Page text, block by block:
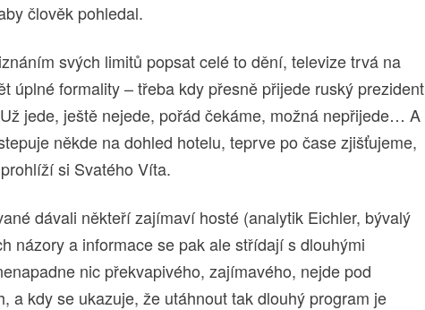
člověk pohledal.
svých limitů popsat celé to dění, televize trvá na
úplné formality – třeba kdy přesně přijede ruský prezident
jede, ještě nejede, pořád čekáme, možná nepřijede… A
někde na dohled hotelu, teprve po čase zjišťujeme,
si Svatého Víta.
dávali někteří zajímaví hosté (analytik Eichler, bývalý
názory a informace se pak ale střídají s dlouhými
nic překvapivého, zajímavého, nejde pod
a kdy se ukazuje, že utáhnout tak dlouhý program je